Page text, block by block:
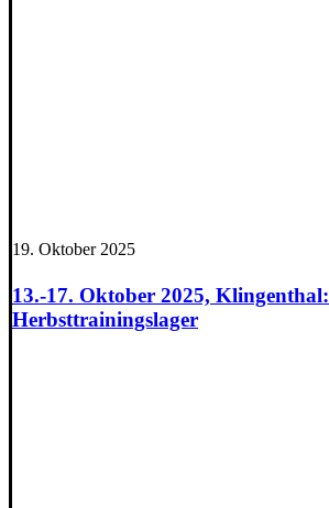
19. Oktober 2025
13.-17. Oktober 2025, Klingenthal:
Herbsttrainingslager